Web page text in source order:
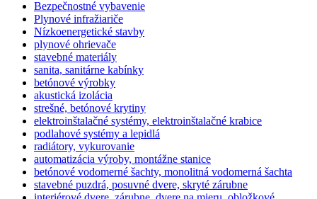
Bezpečnostné vybavenie
Plynové infražiariče
Nízkoenergetické stavby
plynové ohrievače
stavebné materiály
sanita, sanitárne kabínky
betónové výrobky
akustická izolácia
strešné, betónové krytiny
elektroinštalačné systémy, elektroinštalačné krabice
podlahové systémy a lepidlá
radiátory, vykurovanie
automatizácia výroby, montážne stanice
betónové vodomerné šachty, monolitná vodomerná šachta
stavebné puzdrá, posuvné dvere, skryté zárubne